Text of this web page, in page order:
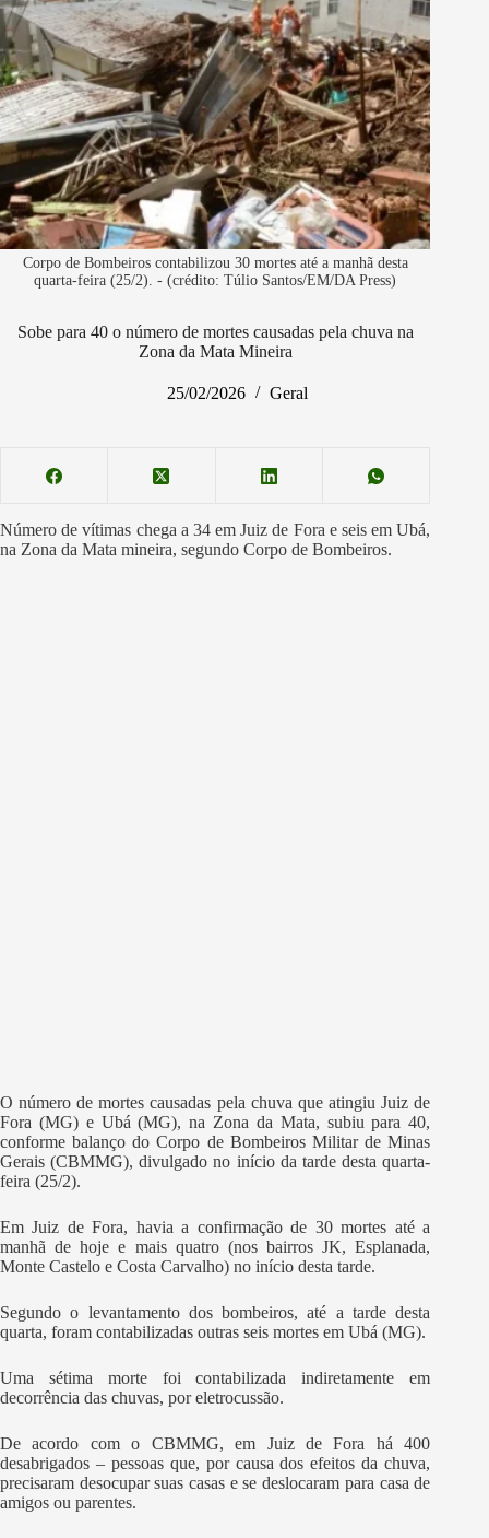
Corpo de Bombeiros contabilizou 30 mortes até a manhã desta
quarta-feira (25/2). - (crédito: Túlio Santos/EM/DA Press)
Sobe para 40 o número de mortes causadas pela chuva na
Zona da Mata Mineira
25/02/2026 Geral
Número de vítimas chega a 34 em Juiz de Fora e seis em Ubá,
na Zona da Mata mineira, segundo Corpo de Bombeiros.
O número de mortes causadas pela chuva que atingiu Juiz de
Fora (MG) e Ubá (MG), na Zona da Mata, subiu para 40,
conforme balanço do Corpo de Bombeiros Militar de Minas
Gerais (CBMMG), divulgado no início da tarde desta quarta-
feira (25/2).
Em Juiz de Fora, havia a confirmação de 30 mortes até a
manhã de hoje e mais quatro (nos bairros JK, Esplanada,
Monte Castelo e Costa Carvalho) no início desta tarde.
Segundo o levantamento dos bombeiros, até a tarde desta
quarta, foram contabilizadas outras seis mortes em Ubá (MG).
Uma sétima morte foi contabilizada indiretamente em
decorrência das chuvas, por eletrocussão.
De acordo com o CBMMG, em Juiz de Fora há 400
desabrigados – pessoas que, por causa dos efeitos da chuva,
precisaram desocupar suas casas e se deslocaram para casa de
amigos ou parentes.